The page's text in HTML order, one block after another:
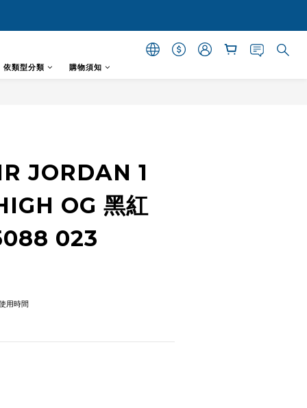
類型分類 購物須知
JORDAN 1
OG 黑紅
023
用時間